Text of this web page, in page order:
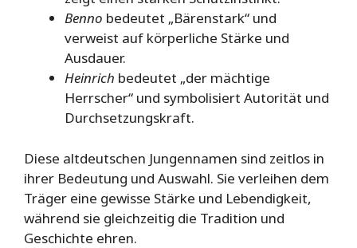
Benno bedeutet „Bärenstark“ und
verweist auf körperliche Stärke und
Ausdauer.
Heinrich bedeutet „der mächtige
Herrscher“ und symbolisiert Autorität und
Durchsetzungskraft.
Diese altdeutschen Jungennamen sind zeitlos in
ihrer Bedeutung und Auswahl. Sie verleihen dem
Träger eine gewisse Stärke und Lebendigkeit,
während sie gleichzeitig die Tradition und
Geschichte ehren.